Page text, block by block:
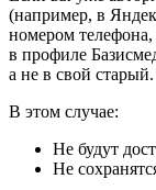
(например, в
номером
в профиле
а не в свой старый.
В этом случае:
Не будут
Не